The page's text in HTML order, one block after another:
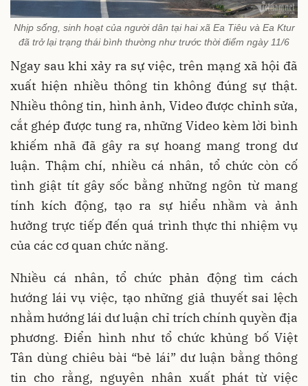
Nhịp sống, sinh hoạt của người dân tại hai xã Ea Tiêu và Ea Ktur
đã trở lại trạng thái bình thường như trước thời điểm ngày 11/6
Ngay sau khi xảy ra sự việc, trên mạng xã hội đã
xuất hiện nhiều thông tin không đúng sự thật.
Nhiều thông tin, hình ảnh, Video được chỉnh sửa,
cắt ghép được tung ra, những Video kèm lời bình
khiếm nhã đã gây ra sự hoang mang trong dư
luận. Thậm chí, nhiều cá nhân, tổ chức còn cố
tình giật tít gây sốc bằng những ngôn từ mang
tính kích động, tạo ra sự hiểu nhầm và ảnh
hưởng trực tiếp đến quá trình thực thi nhiệm vụ
của các cơ quan chức năng.
Nhiều cá nhân, tổ chức phản động tìm cách
hướng lái vụ việc, tạo những giả thuyết sai lệch
nhằm hướng lái dư luận chỉ trích chính quyền địa
phương. Điển hình như tổ chức khủng bố Việt
Tân dùng chiêu bài “bẻ lái” dư luận bằng thông
tin cho rằng, nguyên nhân xuất phát từ việc